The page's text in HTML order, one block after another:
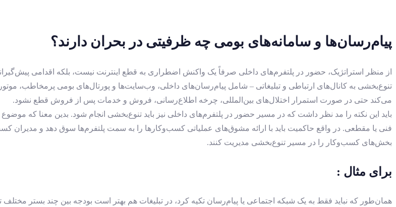
پیام‌رسان‌ها و سامانه‌های بومی چه ظرفیتی در بحران دارند؟
تنوع‌بخشی به کانال‌های ارتباطی و تبلیغاتی – شامل پیام‌رسان‌های داخلی، وب‌سایت‌ها و پورتال‌های بومی پرمخاطب،
می‌کند حتی در صورت استمرار اختلال‌های بین‌المللی، چرخه اطلاع‌رسانی، فروش و خدمات پس از فروش قطع نشود.
باید این نکته را مد نظر داشت که در مسیر حضور در پلتفرم‌های داخلی نیز باید تنوع‌بخشی انجام شود. بدین معنا که
فنی یا مقطعی. در واقع حاکمیت باید با ارائه مشوق‌های عملیاتی کسب‌وکارها را به سمت پلتفرم‌ها سوق دهد و مدیران
بخش‌های کسب‌وکار را در مسیر تنوع‌بخشی مدیریت کنند.
برای مثال :
همان‌طور که نباید فقط به یک شبکه اجتماعی یا پیام‌رسان تکیه کرد، در تبلیغات هم بهتر است بودجه بین چند بستر